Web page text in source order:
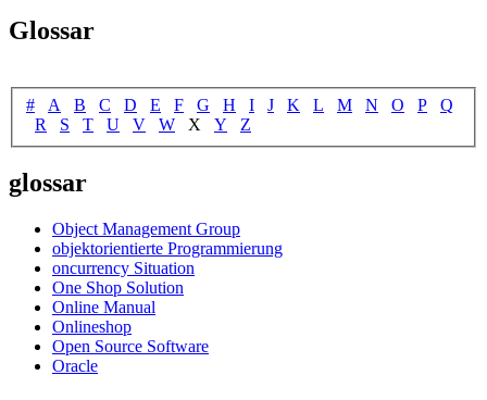
Glossar
# A B C D E F G H I J K L M N O P
Q
R
S T U V W X Y Z
glossar
Object Management Group
objektorientierte Programmierung
oncurrency Situation
One Shop Solution
Online Manual
Onlineshop
Open Source Software
Oracle